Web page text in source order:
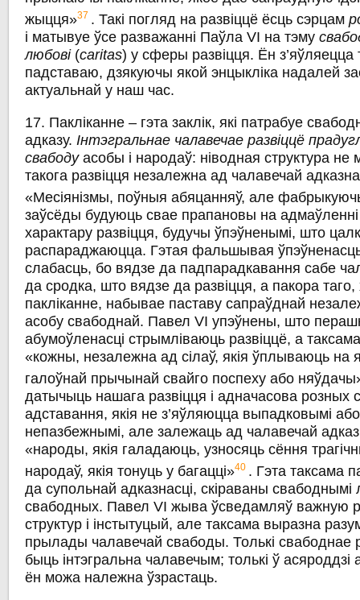
жыцця»37 . Такі погляд на развіццё ёсць сэрцам
i матывуе ўсе разважанні Паўла VI на тэму
любові(caritas) у сферы развіцця. Ён з’яўляецца
падставаю, дзякуючы якой энцыкліка надалей
актуальнай у наш час.
17. Пакліканне – гэта заклік, які патрабуе
адказу. Інтэгральнае чалавечае развіццё
свабодуасобы i народаў: ніводная структура не
такога развіцця незалежна ад чалавечай
«Месіянізмы, поўныя абяцанняў, але
заўсёды будуюць свае прапановы на адмаўленні
характару развіцця, будучы ўпэўненымі, што
распараджаюцца. Гэтая фальшывая
слабасць, бо вядзе да падпарадкавання сабе
да сродка, што вядзе да развіцця, а пакора
пакліканне, набывае паставу сапраўднай
асобу свабоднай. Павел VI упэўнены, што
абумоўленасці стрымліваюць развіццё, а
«кожны, незалежна ад сілаў, якія ўплываюць на
галоўнай прычынай свайго поспеху або
датычыць нашага развіцця і адначасова розных
адставання, якія не з’яўляюцца выпадковымі
непазбежнымі, але залежаць ад чалавечай
«народы, якія галадаюць, узносяць сёння
народаў, якія тонуць у багацці»40 . Гэта таксама
да супольнай адказнасці, скіраваны
свабодных. Павел VI жыва ўсведамляў важную
структур і інстытуцый, але таксама выразна
прылады чалавечай свабоды. Толькі свабоднае
быць інтэгральна чалавечым; толькі ў
ён можа належна ўзрастаць.